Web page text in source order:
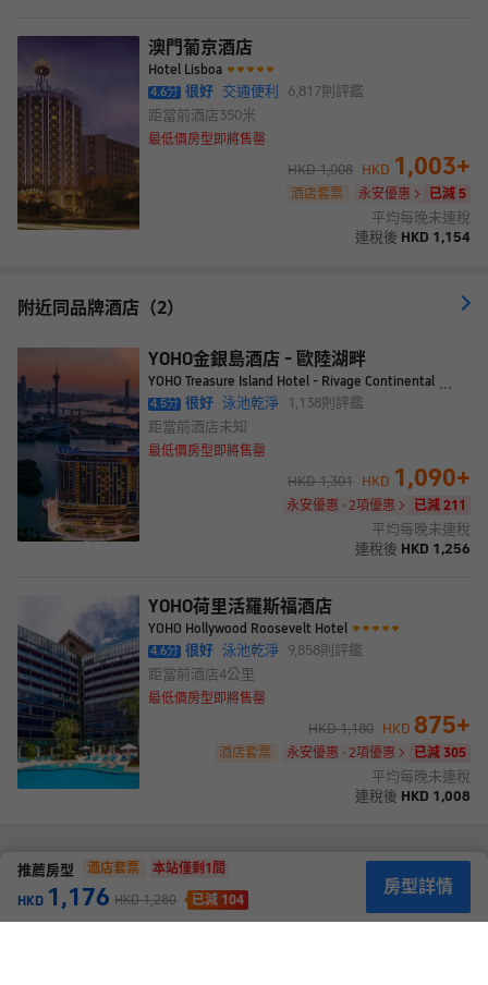
澳門葡京酒店
Hotel Lisboa
4.6分 很好 交通便利 6,817則評鑑
距當前酒店350米
最低價房型即將售罄
HKD1,008 HKD 1,003+
永安優惠 已減 5
酒店套票
平均每晚未連稅
連稅後 HKD 1,154
附近同品牌酒店（2）
YOHO金銀島酒店 - 歐陸湖畔
YOHO Treasure Island Hotel - Rivage Continental
4.5分 很好 泳池乾淨 1,138則評鑑
距當前酒店未知
最低價房型即將售罄
HKD1,301 HKD 1,090+
永安優惠 · 2項優惠 已減 211
平均每晚未連稅
連稅後 HKD 1,256
YOHO荷里活羅斯福酒店
YOHO Hollywood Roosevelt Hotel
4.6分 很好 泳池乾淨 9,858則評鑑
距當前酒店4公里
最低價房型即將售罄
HKD1,180 HKD 875+
永安優惠 · 2項優惠 已減 305
酒店套票
平均每晚未連稅
連稅後 HKD 1,008
推薦房型 酒店套票 本站僅剩 1 間
HKD 1,176 HKD1,280 已減 104
房型詳情